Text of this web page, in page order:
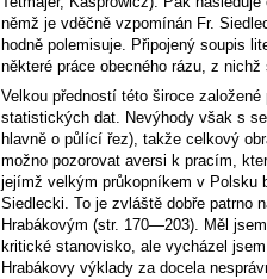
němž je vděčně vzpomínán Fr.
hodně polemisuje. Připojený soupis
některé práce obecného rázu, z
Velkou předností této široce
statistických dat. Nevýhody však s
hlavně o půlící řez), takže celkový
možno pozorovat aversi k pracím,
jejímž velkým průkopníkem v Polsku
Siedlecki. To je zvláště dobře patrno
Hrabákovým (str. 170—203). Měl
kritické stanovisko, ale vycházel
Hrabákovy výklady za docela